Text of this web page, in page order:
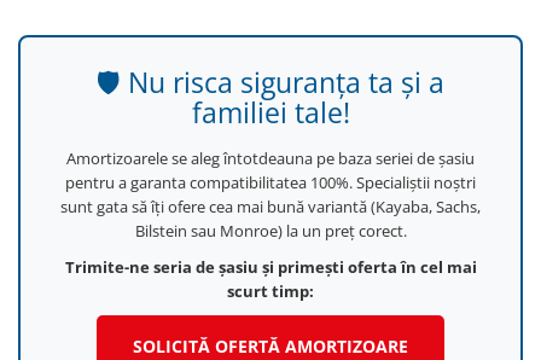
🛡️ Nu risca siguranța ta și a
familiei tale!
Amortizoarele se aleg întotdeauna pe baza seriei de șasiu
pentru a garanta compatibilitatea 100%. Specialiștii noștri
sunt gata să îți ofere cea mai bună variantă (Kayaba, Sachs,
Bilstein sau Monroe) la un preț corect.
Trimite-ne seria de șasiu și primești oferta în cel mai
scurt timp:
SOLICITĂ OFERTĂ AMORTIZOARE